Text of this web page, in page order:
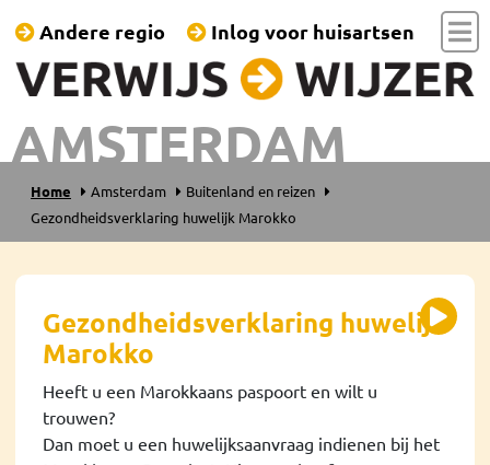
AMSTERDAM
Andere regio Inlog voor huisartsen
Home Amsterdam
Buitenland en reizen
Gezondheidsverklaring huwelijk Marokko
Gezondheidsverklaring huwelijk
Marokko
Heeft u een Marokkaans paspoort en wilt u
trouwen?
Dan moet u een huwelijksaanvraag indienen bij het